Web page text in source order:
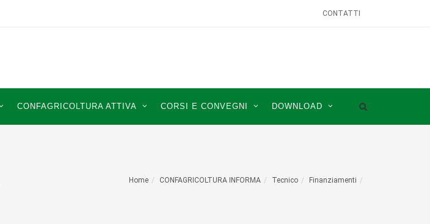
CONTATTI
CONFAGRICOLTURA ATTIVA CORSI E CONVEGNI DOWNLOAD
Home CONFAGRICOLTURA INFORMA Tecnico Finanziamenti